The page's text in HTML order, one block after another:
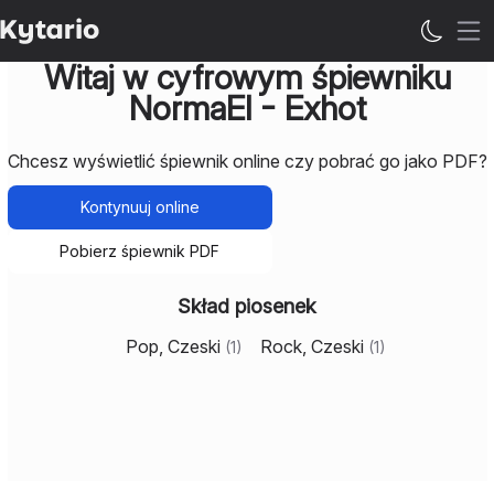
Witaj w cyfrowym śpiewniku
NormaEl - Exhot
Chcesz wyświetlić śpiewnik online czy pobrać go jako PDF?
Kontynuuj online
Pobierz śpiewnik PDF
Skład piosenek
Pop, Czeski (1) Rock, Czeski (1)